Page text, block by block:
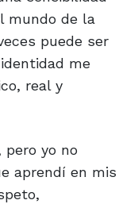
mundo de la
puede ser
me
real y
pero yo no
aprendí en mis